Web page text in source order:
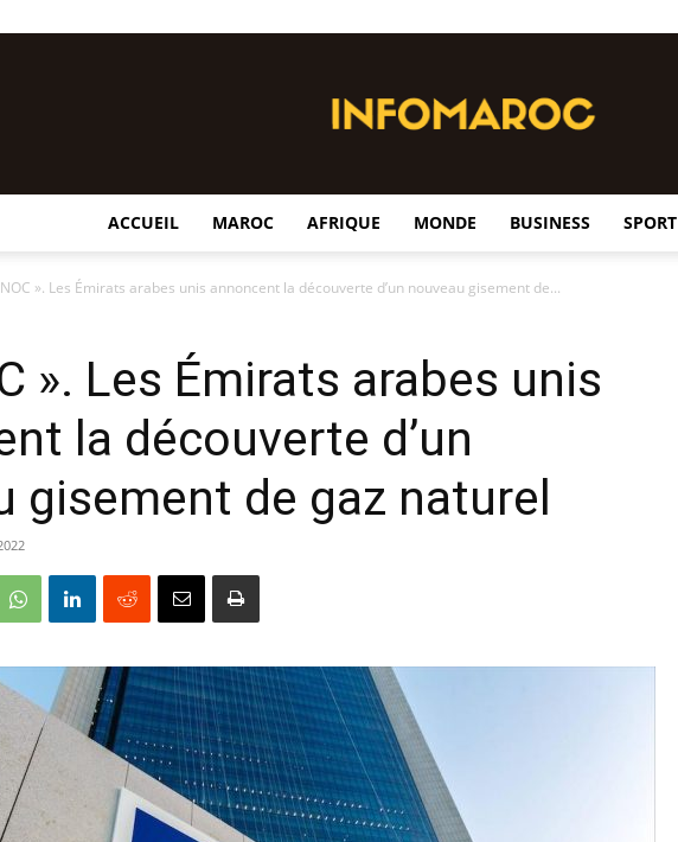
ACCUEIL MAROC AFRIQUE MONDE BUSINESS SPORT
». Les Émirats arabes unis annoncent la découverte d’un nouveau gisement de...
». Les Émirats arabes unis
la découverte d’un
gisement de gaz naturel